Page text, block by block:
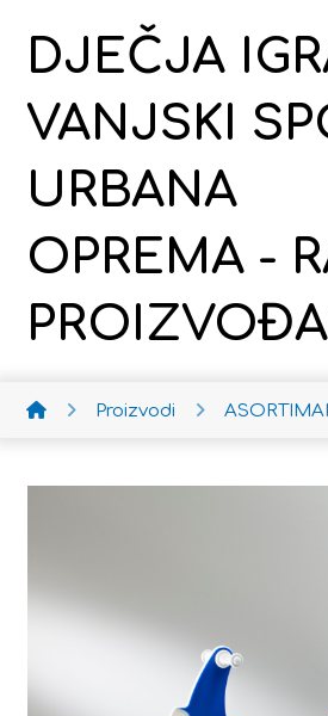
DJEČJA
VANJSKI
URBANA
OPREMA -
Proizvodi